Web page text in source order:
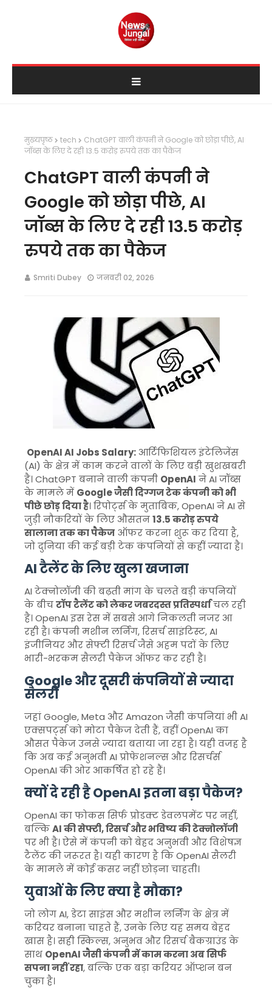
मुख्यपृष्ठ tech
ChatGPT वाली कंपनी ने Google को छोड़ा पीछे, AI
जॉब्स के लिए दे रही 13.5 करोड़ रुपये तक का पैकेज
ChatGPT वाली कंपनी ने
Google को छोड़ा पीछे, AI
जॉब्स के लिए दे रही 13.5 करोड़
रुपये तक का पैकेज
Smriti Dubey जनवरी 02, 2026
OpenAI AI Jobs Salary: आर्टिफिशियल इंटेलिजेंस
(AI) के क्षेत्र में काम करने वालों के लिए बड़ी खुशखबरी
है। ChatGPT बनाने वाली कंपनी OpenAI ने AI जॉब्स
के मामले में Google जैसी दिग्गज टेक कंपनी को भी
पीछे छोड़ दिया है। रिपोर्ट्स के मुताबिक, OpenAI ने AI से
जुड़ी नौकरियों के लिए औसतन13.5 करोड़ रुपये
सालाना तक का पैकेज ऑफर करना शुरू कर दिया है,
जो दुनिया की कई बड़ी टेक कंपनियों से कहीं ज्यादा है।
AI टैलेंट के लिए खुला खजाना
AI टेक्नोलॉजी की बढ़ती मांग के चलते बड़ी कंपनियों
के बीचटॉप टैलेंट को लेकर जबरदस्त प्रतिस्पर्धाचल रही
है। OpenAI इस रेस में सबसे आगे निकलती नजर आ
रही है। कंपनी मशीन लर्निंग, रिसर्च साइंटिस्ट, AI
इंजीनियर और सेफ्टी रिसर्च जैसे अहम पदों के लिए
भारी-भरकम सैलरी पैकेज ऑफर कर रही है।
Google और दूसरी कंपनियों से ज्यादा
सैलरी
जहां Google, Meta और Amazon जैसी कंपनियां भी AI
एक्सपर्ट्स को मोटा पैकेज देती हैं, वहीं OpenAI का
औसत पैकेज उनसे ज्यादा बताया जा रहा है। यही वजह है
कि अब कई अनुभवी AI प्रोफेशनल्स और रिसर्चर्स
OpenAI की ओर आकर्षित हो रहे हैं।
क्यों दे रही है OpenAI इतना बड़ा पैकेज?
OpenAI का फोकस सिर्फ प्रोडक्ट डेवलपमेंट पर नहीं,
बल्किAI की सेफ्टी, रिसर्च और भविष्य की टेक्नोलॉजी
पर भी है। ऐसे में कंपनी को बेहद अनुभवी और विशेषज्ञ
टैलेंट की जरूरत है। यही कारण है कि OpenAI सैलरी
के मामले में कोई कसर नहीं छोड़ना चाहती।
युवाओं के लिए क्या है मौका?
जो लोग AI, डेटा साइंस और मशीन लर्निंग के क्षेत्र में
करियर बनाना चाहते हैं, उनके लिए यह समय बेहद
खास है। सही स्किल्स, अनुभव और रिसर्च बैकग्राउंड के
साथ OpenAI जैसी कंपनी में काम करना अब सिर्फ
सपना नहीं रहा, बल्कि एक बड़ा करियर ऑप्शन बन
चुका है।